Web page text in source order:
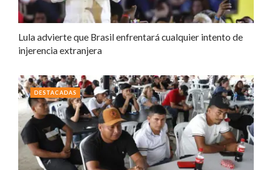
Lula advierte que Brasil enfrentará cualquier intento de
injerencia extranjera
DESTACADAS